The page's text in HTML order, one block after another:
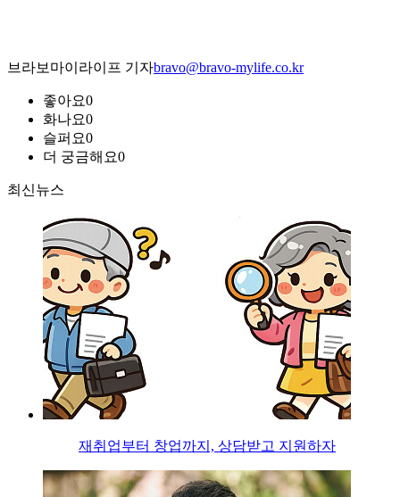
브라보마이라이프 기자bravo@bravo-mylife.co.kr
좋아요0
화나요0
슬퍼요0
더 궁금해요0
최신뉴스
재취업부터 창업까지, 상담받고 지원하자